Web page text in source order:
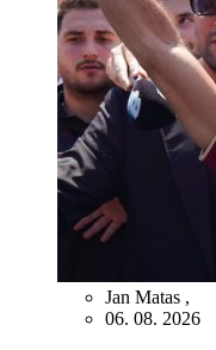
Jan Matas ,
06. 08. 2026